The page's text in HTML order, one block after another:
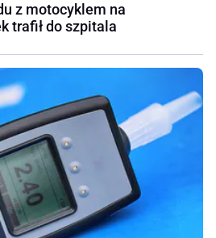
z motocyklem na
trafił do szpitala